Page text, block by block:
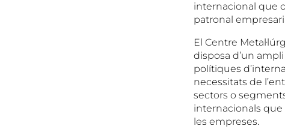
internacional que
patronal
El Centre
disposa d’un
polítiques
necessitats de
sectors o
internacionals
les empreses.